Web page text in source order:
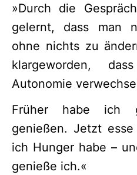
»Durch die
gelernt, dass man
ohne nichts zu
klargeworden,
Autonomie
Früher habe ich
genießen. Jetzt
ich Hunger habe –
genieße ich.«